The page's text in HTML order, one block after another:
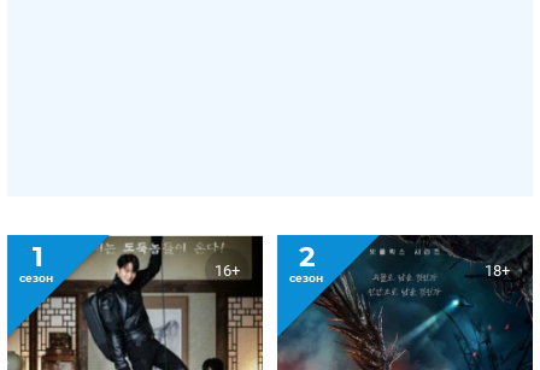
1
сезон 16+ 2
сезон 18+